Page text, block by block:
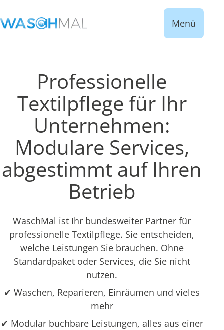
Menü
Professionelle
Textilpflege für Ihr
Unternehmen:
Modulare Services,
abgestimmt auf Ihren
Betrieb
WaschMal ist Ihr bundesweiter Partner für
professionelle Textilpflege. Sie entscheiden,
welche Leistungen Sie brauchen. Ohne
Standardpaket oder Services, die Sie nicht
nutzen.
✔ Waschen, Reparieren, Einräumen und vieles
mehr
✔ Modular buchbare Leistungen, alles aus einer